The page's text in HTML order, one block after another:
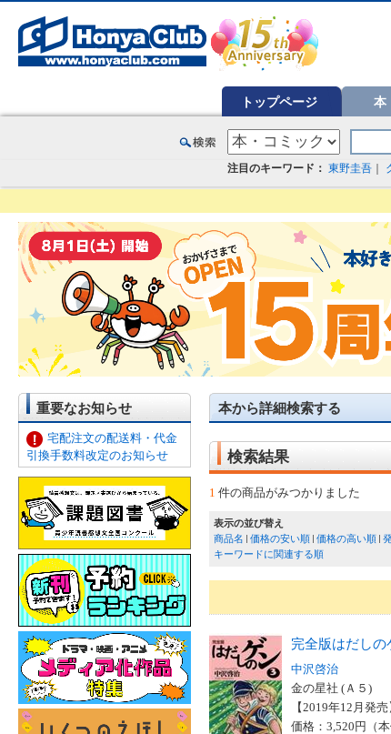
トップページ 本
注目のキーワード： 東野圭吾
重要なお知らせ
宅配注文の配送料・代金
引換手数料改定のお知らせ
本から詳細検索する
検索結果
1 件の商品がみつかりました
表示の並び替え
商品名
価格の安い順 価格の高い順
キーワードに関連する順
完全版はだし
中沢啓治
金の星社 (Ａ５)
【2019年12月発
価格：3,520円（本